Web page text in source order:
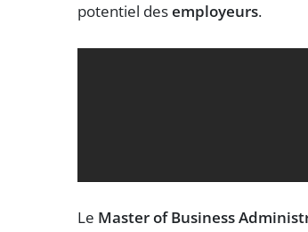
potentiel desemployeurs.
Le Master of Business